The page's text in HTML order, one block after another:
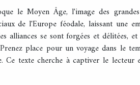
le Moyen Âge, l'image des
de l'Europe féodale, laissant une
se sont forgées et délitées,
place pour un voyage dans le
texte cherche à captiver le